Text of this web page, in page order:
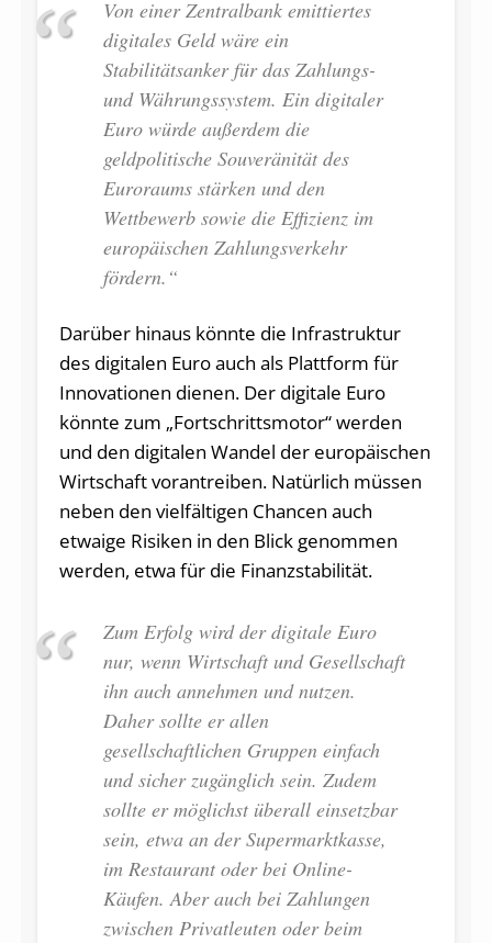
Von einer Zentralbank emittiertes
digitales Geld wäre ein
Stabilitätsanker für das Zahlungs-
und Währungssystem. Ein digitaler
Euro würde außerdem die
geldpolitische Souveränität des
Euroraums stärken und den
Wettbewerb sowie die Effizienz im
europäischen Zahlungsverkehr
fördern.“
Darüber hinaus könnte die Infrastruktur
des digitalen Euro auch als Plattform für
Innovationen dienen. Der digitale Euro
könnte zum „Fortschrittsmotor“ werden
und den digitalen Wandel der europäischen
Wirtschaft vorantreiben. Natürlich müssen
neben den vielfältigen Chancen auch
etwaige Risiken in den Blick genommen
werden, etwa für die Finanzstabilität.
Zum Erfolg wird der digitale Euro
nur, wenn Wirtschaft und Gesellschaft
ihn auch annehmen und nutzen.
Daher sollte er allen
gesellschaftlichen Gruppen einfach
und sicher zugänglich sein. Zudem
sollte er möglichst überall einsetzbar
sein, etwa an der Supermarktkasse,
im Restaurant oder bei Online-
Käufen. Aber auch bei Zahlungen
zwischen Privatleuten oder beim